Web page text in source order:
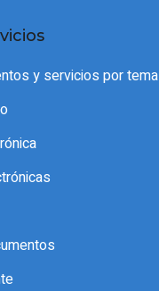
y servicios por tema